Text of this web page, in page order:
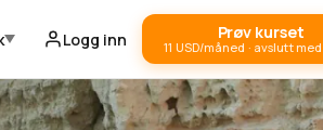
Logg inn Prøv kurset
11 USD/måned · avslutt